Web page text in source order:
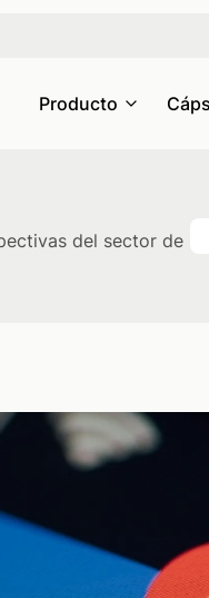
Producto
del sector de